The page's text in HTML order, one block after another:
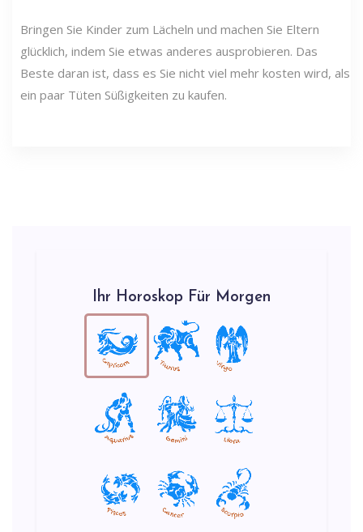
Bringen Sie Kinder zum Lächeln und machen Sie Eltern
glücklich, indem Sie etwas anderes ausprobieren. Das
Beste daran ist, dass es Sie nicht viel mehr kosten wird, als
ein paar Tüten Süßigkeiten zu kaufen.
Ihr Horoskop Für Morgen